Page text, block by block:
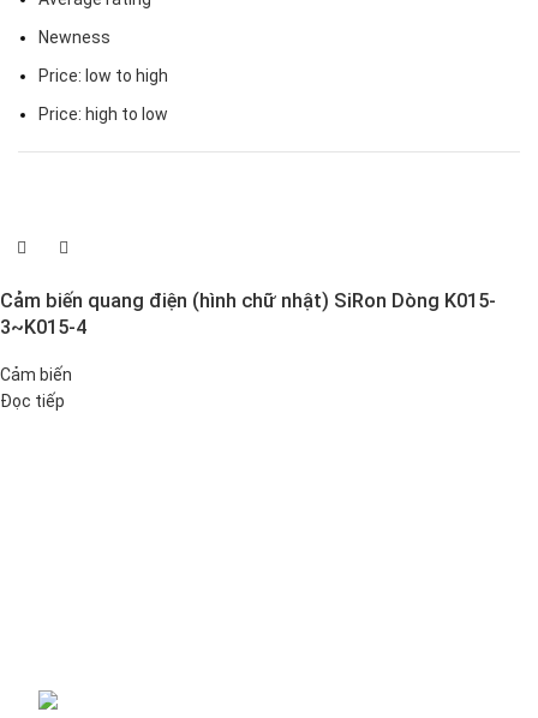
Newness
Price: low to high
Price: high to low
Cảm biến quang điện (hình chữ nhật) SiRon Dòng K015-
3~K015-4
Cảm biến
Đọc tiếp